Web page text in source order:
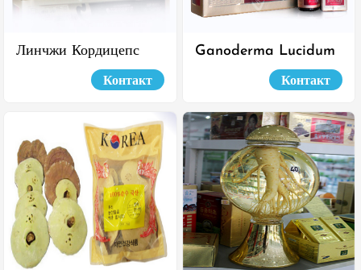
Линчжи Кордицепс
Pocheon 50G X 5
Контакт
Ganoderma Lucidum
Экстракт 50G X 5
Контакт